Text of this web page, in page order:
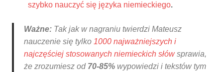
szybko nauczyć się języka niemieckiego.
Ważne: Tak jak w nagraniu twierdzi Mateusz
nauczenie się tylko 1000 najważniejszych i
najczęściej stosowanych niemieckich słówsprawia,
że zrozumiesz od 70-85% wypowiedzi i tekstów tym